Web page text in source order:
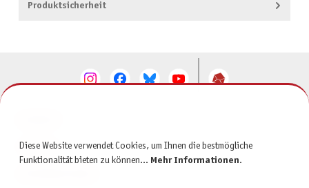
Produktsicherheit
SERVICE
Diese Website verwendet Cookies, um Ihnen die bestmögliche
Funktionalität bieten zu können... Mehr Informationen.